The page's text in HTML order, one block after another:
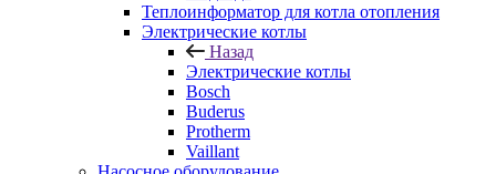
Теплоинформатор для котла отопления
Электрические котлы
Назад
Электрические котлы
Bosch
Buderus
Protherm
Vaillant